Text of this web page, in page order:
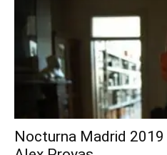
Nocturna Madrid 2019